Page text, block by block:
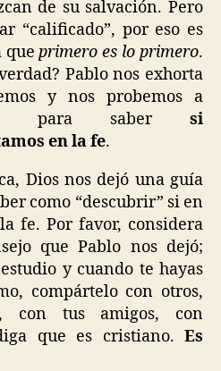
de su salvación. Pero
“calificado”, por eso es
queprimero es lo primero.
Pablo nos exhorta
y nos probemos a
para saber si
en la fe.
Dios nos dejó una guía
como “descubrir” si en
fe. Por favor, considera
que Pablo nos dejó;
y cuando te hayas
compártelo con otros,
con tus amigos, con
que es cristiano. Es